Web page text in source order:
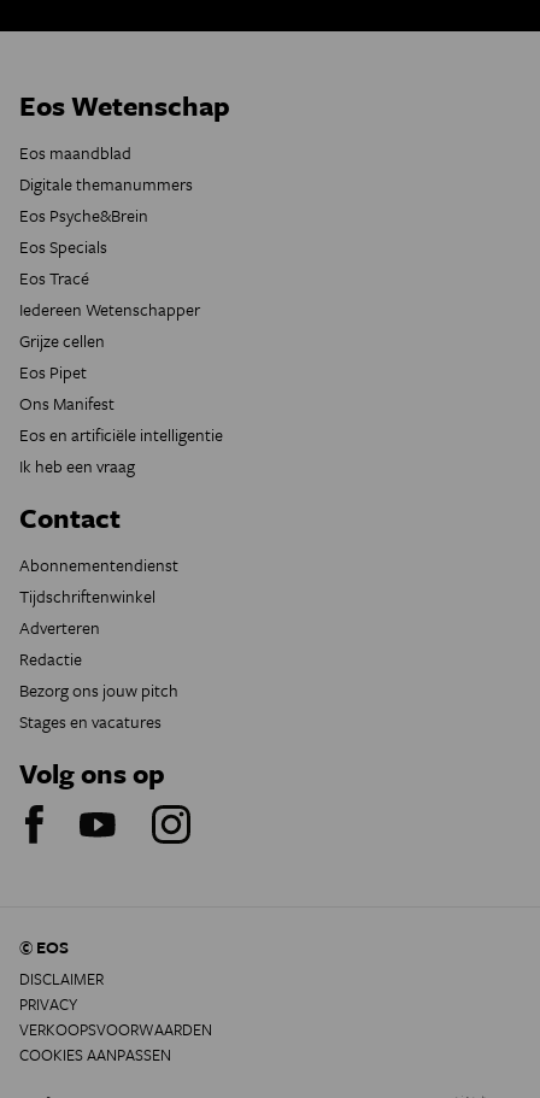
Eos Wetenschap
Eos maandblad
Digitale themanummers
Eos Psyche&Brein
Eos Specials
Eos Tracé
Iedereen Wetenschapper
Grijze cellen
Eos Pipet
Ons Manifest
Eos en artificiële intelligentie
Ik heb een vraag
Contact
Abonnementendienst
Tijdschriftenwinkel
Adverteren
Redactie
Bezorg ons jouw pitch
Stages en vacatures
Volg ons op
© EOS
DISCLAIMER
PRIVACY
VERKOOPSVOORWAARDEN
COOKIES AANPASSEN